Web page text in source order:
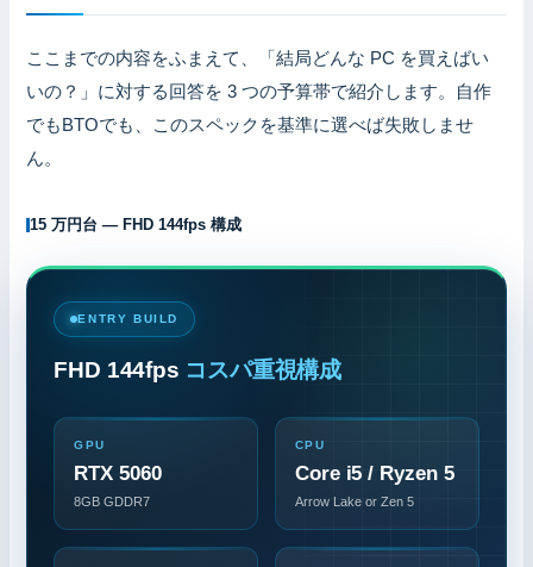
ここまでの内容をふまえて、「結局どんな PC を買えばい
いの？」に対する回答を 3 つの予算帯で紹介します。自作
でもBTOでも、このスペックを基準に選べば失敗しませ
ん。
15 万円台 — FHD 144fps 構成
ENTRY BUILD
FHD 144fps コスパ重視構成
GPU
RTX 5060
8GB GDDR7
CPU
Core i5 / Ryzen 5
Arrow Lake or Zen 5